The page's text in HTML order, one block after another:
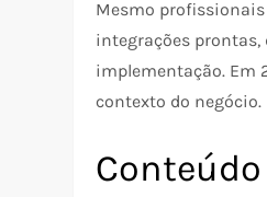
Mesmo
integrações prontas,
implementação. Em
contexto do negócio.